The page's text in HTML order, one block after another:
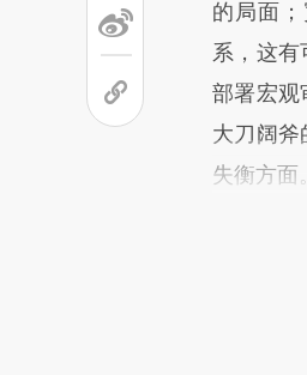
的局面
系，这
部署宏观
大刀阔
失衡方面。